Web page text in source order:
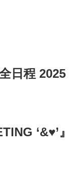
日程 2025
‘&♥’』